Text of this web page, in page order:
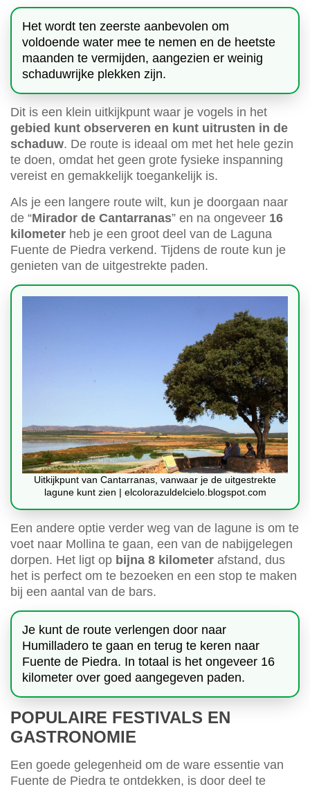
Het wordt ten zeerste aanbevolen om
voldoende water mee te nemen en de heetste
maanden te vermijden, aangezien er weinig
schaduwrijke plekken zijn.
Dit is een klein uitkijkpunt waar je vogels in het
gebied kunt observeren en kunt uitrusten in de
schaduw. De route is ideaal om met het hele gezin
te doen, omdat het geen grote fysieke inspanning
vereist en gemakkelijk toegankelijk is.
Als je een langere route wilt, kun je doorgaan naar
de “Mirador de Cantarranas” en na ongeveer 16
kilometer heb je een groot deel van de Laguna
Fuente de Piedra verkend. Tijdens de route kun je
genieten van de uitgestrekte paden.
Uitkijkpunt van Cantarranas, vanwaar je de uitgestrekte
lagune kunt zien | elcolorazuldelcielo.blogspot.com
Een andere optie verder weg van de lagune is om te
voet naar Mollina te gaan, een van de nabijgelegen
dorpen. Het ligt op bijna 8 kilometer afstand, dus
het is perfect om te bezoeken en een stop te maken
bij een aantal van de bars.
Je kunt de route verlengen door naar
Humilladero te gaan en terug te keren naar
Fuente de Piedra. In totaal is het ongeveer 16
kilometer over goed aangegeven paden.
POPULAIRE FESTIVALS EN
GASTRONOMIE
Een goede gelegenheid om de ware essentie van
Fuente de Piedra te ontdekken, is door deel te